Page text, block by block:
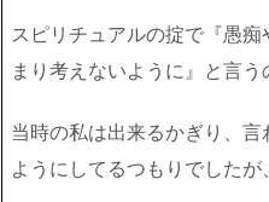
スピリチュアルの掟で『愚痴
まり考えないように』と言
当時の私は出来るかぎり、言
ようにしてるつもりでしたが